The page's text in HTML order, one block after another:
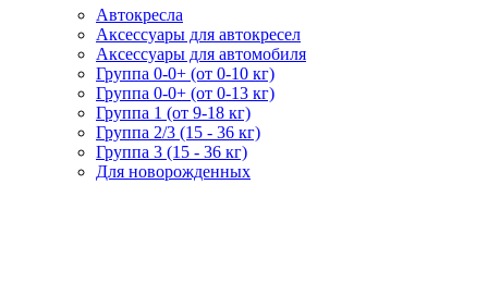
Автокресла
Аксессуары для автокресел
Аксессуары для автомобиля
Группа 0-0+ (от 0-10 кг)
Группа 0-0+ (от 0-13 кг)
Группа 1 (от 9-18 кг)
Группа 2/3 (15 - 36 кг)
Группа 3 (15 - 36 кг)
Для новорожденных